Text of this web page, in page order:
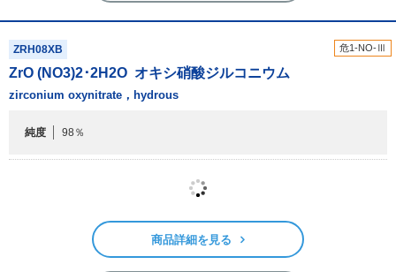
危1-NO-Ⅲ
ZRH08XB
ZrO (NO3)2･2H2O オキシ硝酸ジルコニウム
zirconium oxynitrate，hydrous
純度 98％
商品詳細を見る